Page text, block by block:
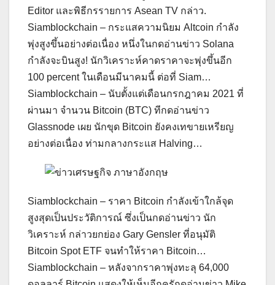
Editor และพิธีกรรายการ Asean TV กล่าว.
Siamblockchain – กระแสความนิยม Altcoin กำลัง
พุ่งสูงขึ้นอย่างต่อเนื่อง หนึ่งในกดอ่านข่าว Solana
กำลังจะบินสูง! นักวิเคราะห์คาดราคาจะพุ่งขึ้นอีก
100 percent ในเดือนมีนาคมนี้ ต่อที่ Siam…
Siamblockchain – นับตั้งแต่เดือนกรกฎาคม 2021 ที่
ผ่านมา จำนวน Bitcoin (BTC) ทีกดอ่านข่าว
Glassnode เผย นักขุด Bitcoin ยังคงเทขายเหรียญ
อย่างต่อเนื่อง ท่ามกลางกระแส Halving…
Siamblockchain – ราคา Bitcoin กำลังเข้าใกล้จุด
สูงสุดเป็นประวัติการณ์ ซึ่งเป็นกดอ่านข่าว นัก
วิเคราะห์ กล่าวยกย่อง Gary Gensler ที่อนุมัติ
Bitcoin Spot ETF จนทำให้ราคา Bitcoin…
Siamblockchain – หลังจากราคาพุ่งทะลุ 64,000